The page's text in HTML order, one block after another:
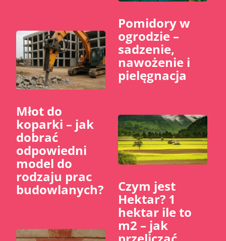
Młot do
koparki – jak
dobrać
odpowiedni
model do
rodzaju prac
budowlanych?
Pomidory w
ogrodzie –
sadzenie,
nawożenie i
pielęgnacja
Czym jest
Hektar? 1
hektar ile to
m2 – jak